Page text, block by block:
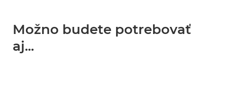
Možno budete potrebovať
aj...